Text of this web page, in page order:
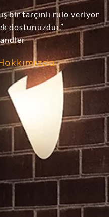
bir tarçınlı rulo veriyor
dostunuzdur.”